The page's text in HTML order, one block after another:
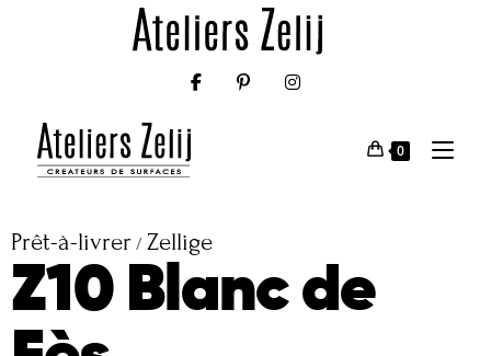
0
Prêt-à-livrer / Zellige
Z10 Blanc de